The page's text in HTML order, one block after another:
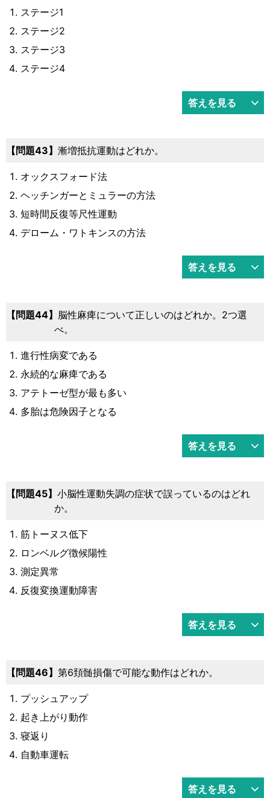
ステージ1
ステージ2
ステージ3
ステージ4
答えを見る
43 漸増抵抗運動はどれか。
オックスフォード法
ヘッチンガーとミュラーの方法
短時間反復等尺性運動
デローム・ワトキンスの方法
答えを見る
44
脳性麻痺について正しいのはどれか。2つ選
べ。
進行性病変である
永続的な麻痺である
アテトーゼ型が最も多い
多胎は危険因子となる
答えを見る
45
小脳性運動失調の症状で誤っているのはどれ
か。
筋トーヌス低下
ロンベルグ徴候陽性
測定異常
反復変換運動障害
答えを見る
46 第6頚髄損傷で可能な動作はどれか。
プッシュアップ
起き上がり動作
寝返り
自動車運転
答えを見る